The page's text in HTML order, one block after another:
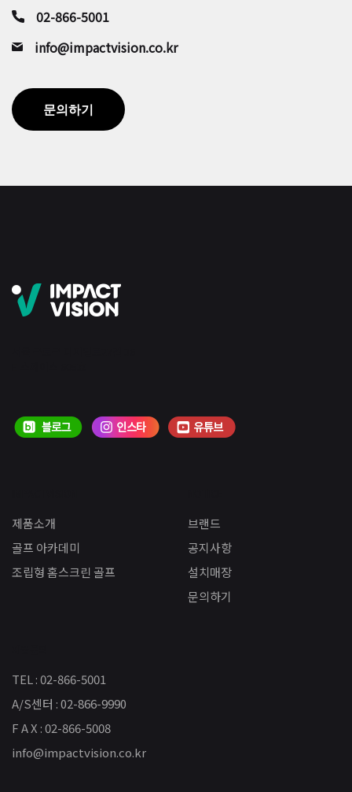
02-866-5001
info@impactvision.co.kr
문의하기
제품소개
골프 아카데미
조립형 홈스크린 골프
브랜드
공지사항
설치매장
문의하기
TEL : 02-866-5001
A/S센터 : 02-866-9990
F A X : 02-866-5008
info@impactvision.co.kr